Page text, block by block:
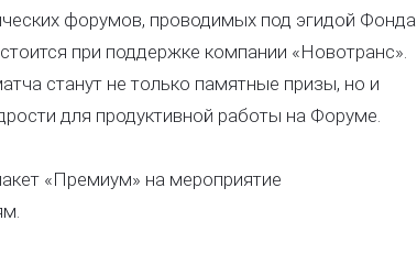
форумов, проводимых под эгидой Фонда
при поддержке компании «Новотранс».
станут не только памятные призы, но и
для продуктивной работы на Форуме.
«Премиум» на мероприятие